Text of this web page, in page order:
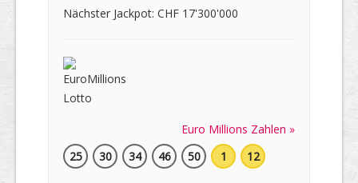
Nächster Jackpot: CHF 17'300'000
Euro Millions Zahlen »
25
30 34 46 50 1 12